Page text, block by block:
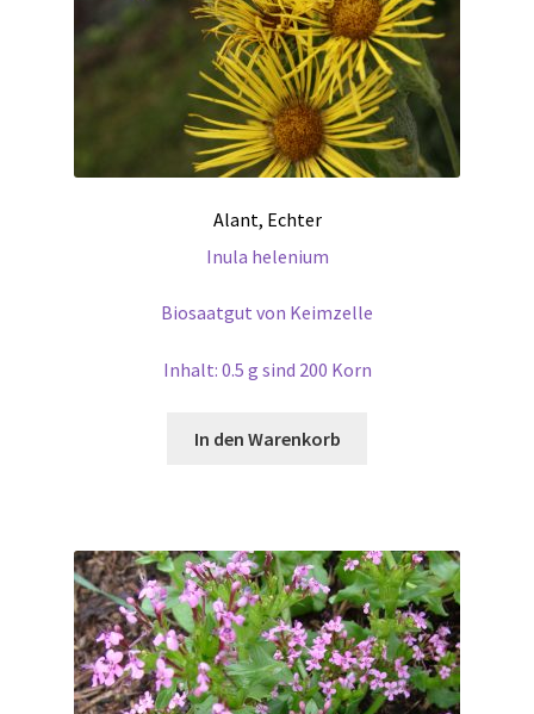
Alant, Echter
Inula helenium
Biosaatgut von Keimzelle
Inhalt: 0.5 g sind 200 Korn
In den Warenkorb